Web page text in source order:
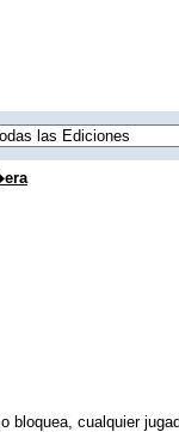
bloquea, cualquier